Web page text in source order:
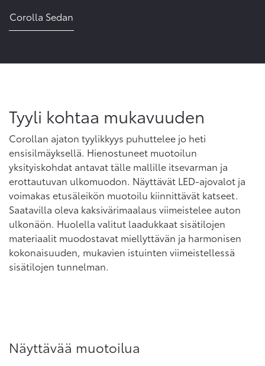
Corolla Sedan
Tyyli kohtaa mukavuuden
Corollan ajaton tyylikkyys puhuttelee jo heti
ensisilmäyksellä. Hienostuneet muotoilun
yksityiskohdat antavat tälle mallille itsevarman ja
erottautuvan ulkomuodon. Näyttävät LED-ajovalot ja
voimakas etusäleikön muotoilu kiinnittävät katseet.
Saatavilla oleva kaksivärimaalaus viimeistelee auton
ulkonäön. Huolella valitut laadukkaat sisätilojen
materiaalit muodostavat miellyttävän ja harmonisen
kokonaisuuden, mukavien istuinten viimeistellessä
sisätilojen tunnelman.
Näyttävää muotoilua